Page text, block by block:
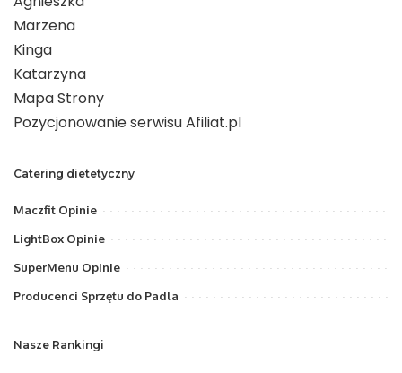
Marzena
Kinga
Katarzyna
Mapa Strony
Pozycjonowanie serwisu Afiliat.pl
Catering dietetyczny
Maczfit Opinie
LightBox Opinie
SuperMenu Opinie
Producenci Sprzętu do Padla
Nasze Rankingi